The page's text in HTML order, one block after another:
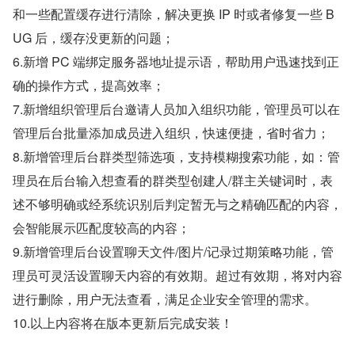
和一些配置缓存进行清除，解决更换 IP 时或者修复一些 B
UG 后，缓存没更新的问题；
6.新增 PC 端绑定服务器地址提示语，帮助用户迅速找到正
确的操作方式，提高效率；
7.新增组织管理后台邀请人员加入组织功能，管理员可以在
管理后台批量添加成员进入组织，快速便捷，省时省力；
8.新增管理后台群类型筛选项，支持模糊搜索功能，如：管
理员在后台输入想查看的群类型创建人/群主关键词时，表
述不够明确或经系统识别后判定暂无与之精确匹配的内容，
会智能展示匹配度较高的内容；
9.新增管理后台设置聊天文件/图片/记录过期策略功能，管
理员可灵活设置聊天内容的有效期。超过有效期，将对内容
进行删除，用户无法查看，满足企业安全管理的需求。
10.以上内容将在版本更新后完成安装！